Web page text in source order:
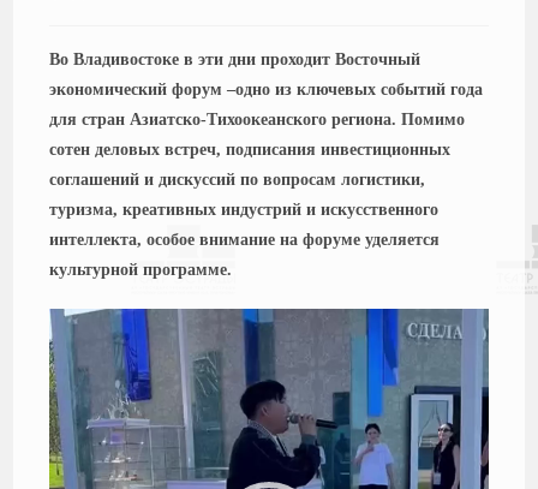
Во Владивостоке в эти дни проходит Восточный
экономический форум –одно из ключевых событий года
для стран Азиатско-Тихоокеанского региона. Помимо
сотен деловых встреч, подписания инвестиционных
соглашений и дискуссий по вопросам логистики,
туризма, креативных индустрий и искусственного
интеллекта, особое внимание на форуме уделяется
культурной программе.
Видеоплеер